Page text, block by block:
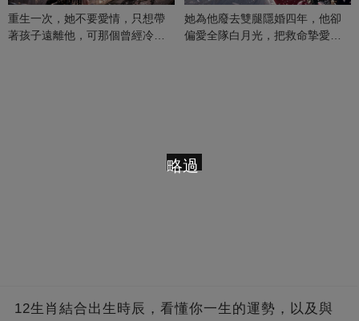
重生一次，她不要愛情，只想帶
著孩子遠離他，可那個曾經冷漠
她為他廢去雙腿隱婚四年，他卻
偏愛全隊白月光，把救命摯愛當
12生肖結合出生時辰，看懂你一生的運勢，以及與
略過